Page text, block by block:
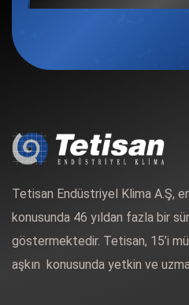
Tetisan Endüstriyel Klima A.Ş,
konusunda 46 yıldan fazla bir
göstermektedir. Tetisan, 15’i
aşkın konusunda yetkin ve